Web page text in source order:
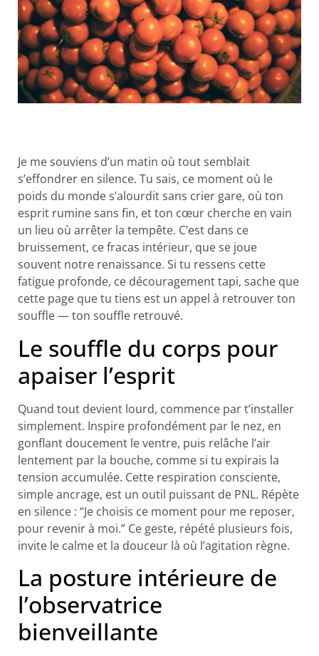
Je me souviens d’un matin où tout semblait
s’effondrer en silence. Tu sais, ce moment où le
poids du monde s’alourdit sans crier gare, où ton
esprit rumine sans fin, et ton cœur cherche en vain
un lieu où arrêter la tempête. C’est dans ce
bruissement, ce fracas intérieur, que se joue
souvent notre renaissance. Si tu ressens cette
fatigue profonde, ce découragement tapi, sache que
cette page que tu tiens est un appel à retrouver ton
souffle — ton souffle retrouvé.
Le souffle du corps pour
apaiser l’esprit
Quand tout devient lourd, commence par t’installer
simplement. Inspire profondément par le nez, en
gonflant doucement le ventre, puis relâche l’air
lentement par la bouche, comme si tu expirais la
tension accumulée. Cette respiration consciente,
simple ancrage, est un outil puissant de PNL. Répète
en silence : “Je choisis ce moment pour me reposer,
pour revenir à moi.” Ce geste, répété plusieurs fois,
invite le calme et la douceur là où l’agitation règne.
La posture intérieure de
l’observatrice
bienveillante